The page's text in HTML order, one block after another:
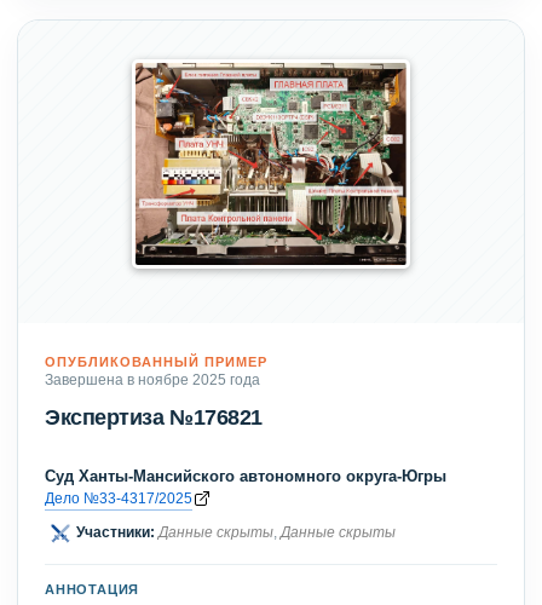
ОПУБЛИКОВАННЫЙ ПРИМЕР
Завершена в ноябре 2025 года
Экспертиза №176821
Суд Ханты-Мансийского автономного округа-Югры
Дело №33-4317/2025
Участники: Данные скрыты Данные скрыты
АННОТАЦИЯ